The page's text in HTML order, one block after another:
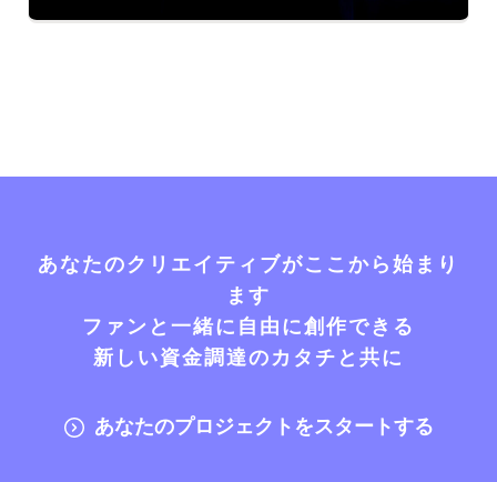
あなたのクリエイティブがここから始まり
ます
ファンと一緒に自由に創作できる
新しい資金調達のカタチと共に
あなたのプロジェクトをスタートする